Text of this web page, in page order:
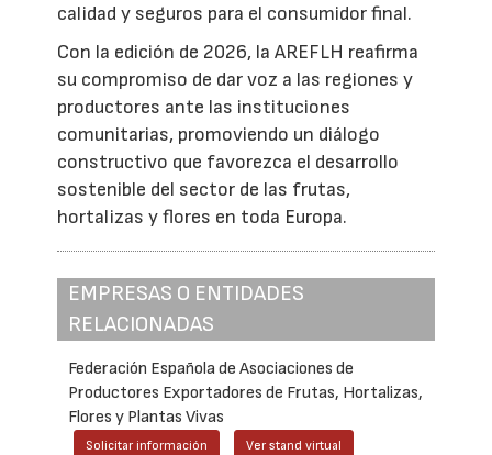
calidad y seguros para el consumidor final.
Con la edición de 2026, la AREFLH reafirma
su compromiso de dar voz a las regiones y
productores ante las instituciones
comunitarias, promoviendo un diálogo
constructivo que favorezca el desarrollo
sostenible del sector de las frutas,
hortalizas y flores en toda Europa.
EMPRESAS O ENTIDADES
RELACIONADAS
Federación Española de Asociaciones de
Productores Exportadores de Frutas, Hortalizas,
Flores y Plantas Vivas
Solicitar información Ver stand virtual